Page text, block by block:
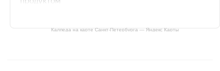
Калпеда на карте Санкт‑Петербурга — Яндекс Карты